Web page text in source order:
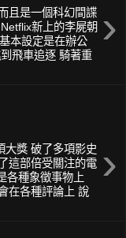
›
且是一個科幻間諜
新上的李屍朝
本設定是在辦公
飛車追逐 騎著重
›
大獎 破了多項影史
這部倍受關注的電
各種象徵事物上
在各種評論上 說